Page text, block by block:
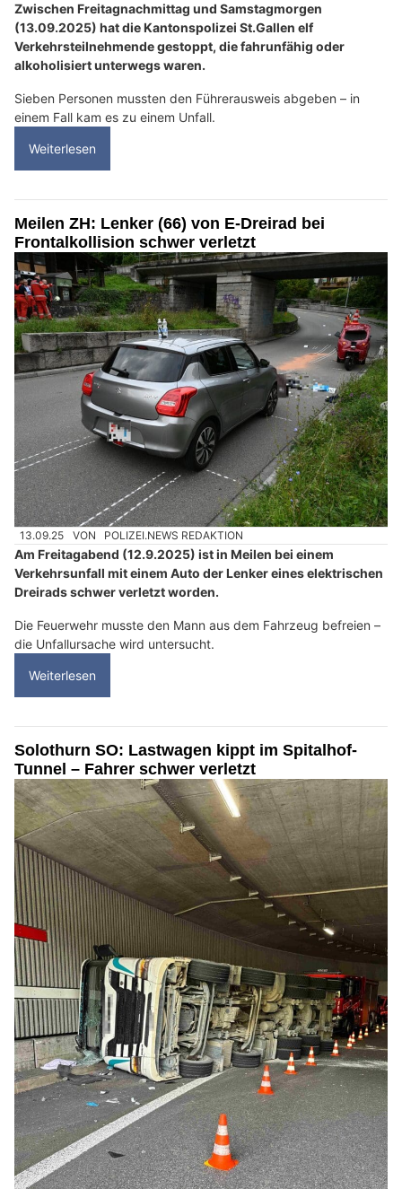
Zwischen Freitagnachmittag und Samstagmorgen
(13.09.2025) hat die Kantonspolizei St.Gallen elf
Verkehrsteilnehmende gestoppt, die fahrunfähig oder
alkoholisiert unterwegs waren.
Sieben Personen mussten den Führerausweis abgeben – in
einem Fall kam es zu einem Unfall.
Weiterlesen
Meilen ZH: Lenker (66) von E-Dreirad bei
Frontalkollision schwer verletzt
13.09.25 VON POLIZEI.NEWS REDAKTION
Am Freitagabend (12.9.2025) ist in Meilen bei einem
Verkehrsunfall mit einem Auto der Lenker eines elektrischen
Dreirads schwer verletzt worden.
Die Feuerwehr musste den Mann aus dem Fahrzeug befreien –
die Unfallursache wird untersucht.
Weiterlesen
Solothurn SO: Lastwagen kippt im Spitalhof-
Tunnel – Fahrer schwer verletzt